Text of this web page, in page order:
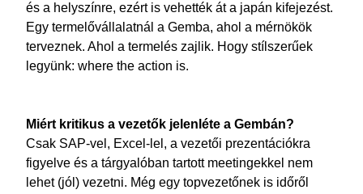
és a helyszínre, ezért is vehették át a japán kifejezést.
Egy termelővállalatnál a Gemba, ahol a mérnökök
terveznek. Ahol a termelés zajlik. Hogy stílszerűek
legyünk: where the action is.
Miért kritikus a vezetők jelenléte a Gembán?
Csak SAP-vel, Excel-lel, a vezetői prezentációkra
figyelve és a tárgyalóban tartott meetingekkel nem
lehet (jól) vezetni. Még egy topvezetőnek is időről